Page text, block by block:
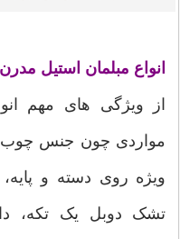
انواع مبلمان استیل مدرن
از ویژگی های مهم
مواردی چون جنس چوب،
ویژه روی دسته و
تشک دوبل یک تکه،